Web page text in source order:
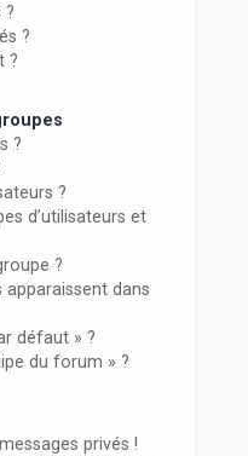
?
?
?
?
?
d’utilisateurs et
?
dans
défaut » ?
du forum » ?
privés !